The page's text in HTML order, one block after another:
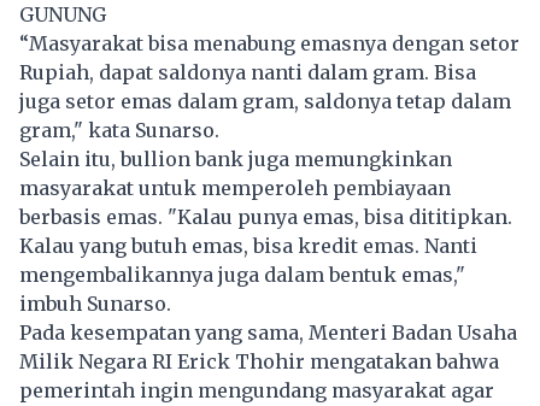
GUNUNG
“Masyarakat bisa menabung emasnya dengan setor
Rupiah, dapat saldonya nanti dalam gram. Bisa
juga setor emas dalam gram, saldonya tetap dalam
gram," kata Sunarso.
Selain itu, bullion bank juga memungkinkan
masyarakat untuk memperoleh pembiayaan
berbasis emas. "Kalau punya emas, bisa dititipkan.
Kalau yang butuh emas, bisa kredit emas. Nanti
mengembalikannya juga dalam bentuk emas,"
imbuh Sunarso.
Pada kesempatan yang sama, Menteri Badan Usaha
Milik Negara RI Erick Thohir mengatakan bahwa
pemerintah ingin mengundang masyarakat agar